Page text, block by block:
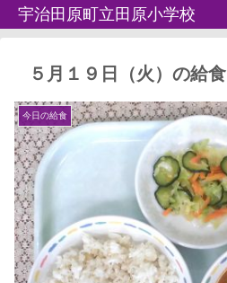
宇治田原町立田原小学校
５月１９日（火）の給食
今日の給食